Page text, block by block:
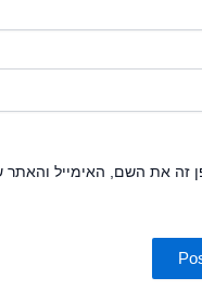
זה את השם, האימייל והאתר